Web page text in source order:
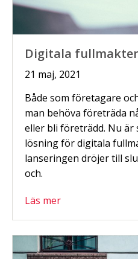
Digitala
21 maj, 2021
Både som företagare
man behöva företräda
eller bli företrädd. Nu är
lösning för digitala
lanseringen dröjer till
och.
Läs mer